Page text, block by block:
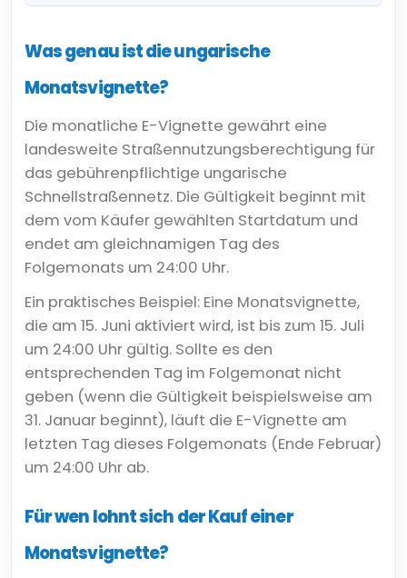
Was genau ist die ungarische
Monatsvignette?
Die monatliche E-Vignette gewährt eine
landesweite Straßennutzungsberechtigung für
das gebührenpflichtige ungarische
Schnellstraßennetz. Die Gültigkeit beginnt mit
dem vom Käufer gewählten Startdatum und
endet am gleichnamigen Tag des
Folgemonats um 24:00 Uhr.
Ein praktisches Beispiel: Eine Monatsvignette,
die am 15. Juni aktiviert wird, ist bis zum 15. Juli
um 24:00 Uhr gültig. Sollte es den
entsprechenden Tag im Folgemonat nicht
geben (wenn die Gültigkeit beispielsweise am
31. Januar beginnt), läuft die E-Vignette am
letzten Tag dieses Folgemonats (Ende Februar)
um 24:00 Uhr ab.
Für wen lohnt sich der Kauf einer
Monatsvignette?